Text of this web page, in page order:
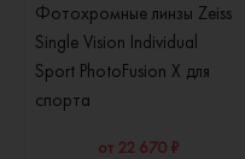
Фотохромные линзы Zeiss
Single Vision Individual
Sport PhotoFusion X для
спорта
от 22 670 ₽